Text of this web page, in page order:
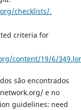
checklists/.
criteria for
content/19/6/
são encontrados
e no
guidelines: need